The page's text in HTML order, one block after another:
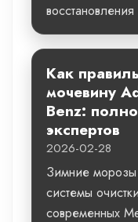
Как
мочевину
Benz:
экспертов
2026-02-28
Зимние
системы
современных